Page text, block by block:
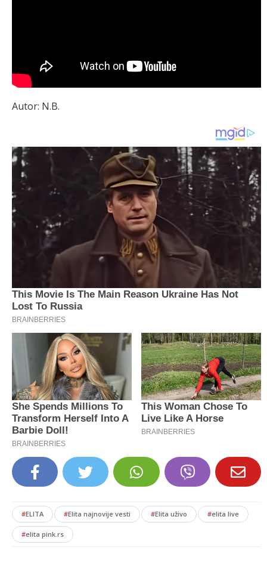
Autor: N.B.
#ELITA #Elita najnovije vesti #Elita uživo #elita live
#elita pink.rs